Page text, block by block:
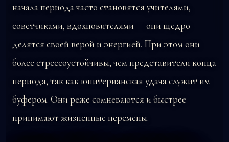
начала периода часто становятся учителями,
советчиками, вдохновителями — они щедро
делятся своей верой и энергией. При этом они
более стрессоустойчивы, чем представители конца
периода, так как юпитерианская удача служит им
буфером. Они реже сомневаются и быстрее
принимают жизненные перемены.